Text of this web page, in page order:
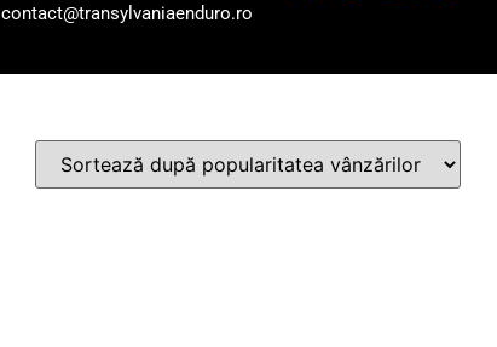
contact@transylvaniaenduro.ro